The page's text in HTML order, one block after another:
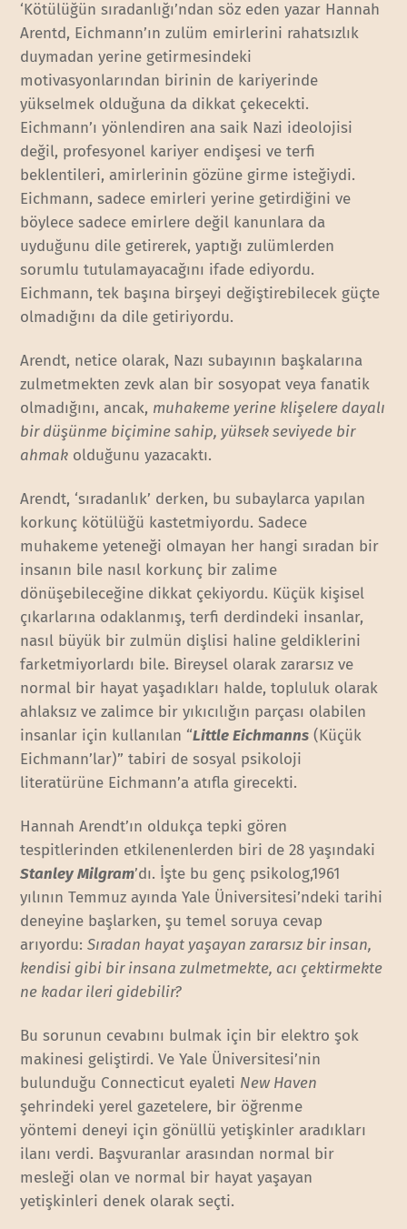
‘Kötülüğün sıradanlığı’ndan söz eden yazar Hannah
Arentd, Eichmann’ın zulüm emirlerini rahatsızlık
duymadan yerine getirmesindeki
motivasyonlarından birinin de kariyerinde
yükselmek olduğuna da dikkat çekecekti.
Eichmann’ı yönlendiren ana saik Nazi ideolojisi
değil, profesyonel kariyer endişesi ve terfi
beklentileri, amirlerinin gözüne girme isteğiydi.
Eichmann, sadece emirleri yerine getirdiğini ve
böylece sadece emirlere değil kanunlara da
uyduğunu dile getirerek, yaptığı zulümlerden
sorumlu tutulamayacağını ifade ediyordu.
Eichmann, tek başına birşeyi değiştirebilecek güçte
olmadığını da dile getiriyordu.
Arendt, netice olarak, Nazı subayının başkalarına
zulmetmekten zevk alan bir sosyopat veya fanatik
olmadığını, ancak, muhakeme yerine klişelere dayalı
bir düşünme biçimine sahip, yüksek seviyede bir
ahmak olduğunu yazacaktı.
Arendt, ‘sıradanlık’ derken, bu subaylarca yapılan
korkunç kötülüğü kastetmiyordu. Sadece
muhakeme yeteneği olmayan her hangi sıradan bir
insanın bile nasıl korkunç bir zalime
dönüşebileceğine dikkat çekiyordu. Küçük kişisel
çıkarlarına odaklanmış, terfi derdindeki insanlar,
nasıl büyük bir zulmün dişlisi haline geldiklerini
farketmiyorlardı bile. Bireysel olarak zararsız ve
normal bir hayat yaşadıkları halde, topluluk olarak
ahlaksız ve zalimce bir yıkıcılığın parçası olabilen
insanlar için kullanılan “Little Eichmanns (Küçük
Eichmann’lar)” tabiri de sosyal psikoloji
literatürüne Eichmann’a atıfla girecekti.
Hannah Arendt’ın oldukça tepki gören
tespitlerinden etkilenenlerden biri de 28 yaşındaki
Stanley Milgram’dı. İşte bu genç psikolog,1961
yılının Temmuz ayında Yale Üniversitesi’ndeki tarihi
deneyine başlarken, şu temel soruya cevap
arıyordu:Sıradan hayat yaşayan zararsız bir insan,
kendisi gibi bir insana zulmetmekte, acı çektirmekte
ne kadar ileri gidebilir?
Bu sorunun cevabını bulmak için bir elektro şok
makinesi geliştirdi. Ve Yale Üniversitesi’nin
bulunduğu Connecticut eyaleti New Haven
şehrindeki yerel gazetelere, bir öğrenme
yöntemi deneyi için gönüllü yetişkinler aradıkları
ilanı verdi. Başvuranlar arasından normal bir
mesleği olan ve normal bir hayat yaşayan
yetişkinleri denek olarak seçti.